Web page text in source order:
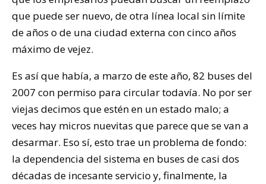
que puede ser nuevo, de otra línea local sin límite
de años o de una ciudad externa con cinco años
máximo de vejez.
Es así que había, a marzo de este año, 82 buses del
2007 con permiso para circular todavía. No por ser
viejas decimos que estén en un estado malo; a
veces hay micros nuevitas que parece que se van a
desarmar. Eso sí, esto trae un problema de fondo:
la dependencia del sistema en buses de casi dos
décadas de incesante servicio y, finalmente, la